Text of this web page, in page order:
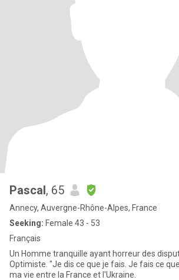
Pascal, 65
Annecy, Auvergne-Rhône-Alpes, France
Seeking: Female 43 - 53
Français
Un Homme tranquille ayant horreur des
Optimiste. "Je dis ce que je fais. Je fais ce
ma vie entre la France et l'Ukraine.